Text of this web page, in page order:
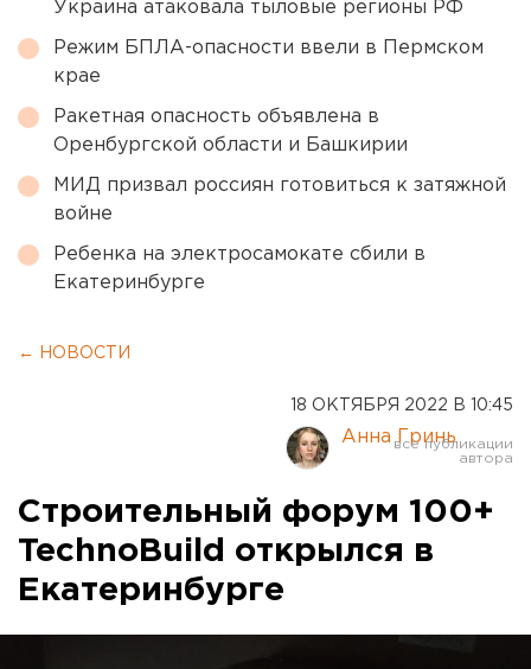
Украина атаковала тыловые регионы РФ
Режим БПЛА-опасности ввели в Пермском
крае
Ракетная опасность объявлена в
Оренбургской области и Башкирии
МИД призвал россиян готовиться к затяжной
войне
Ребенка на электросамокате сбили в
Екатеринбурге
← НОВОСТИ
18 ОКТЯБРЯ 2022 В 10:45
Анна Гринь
Строительный форум 100+
TechnoBuild открылся в
Екатеринбурге